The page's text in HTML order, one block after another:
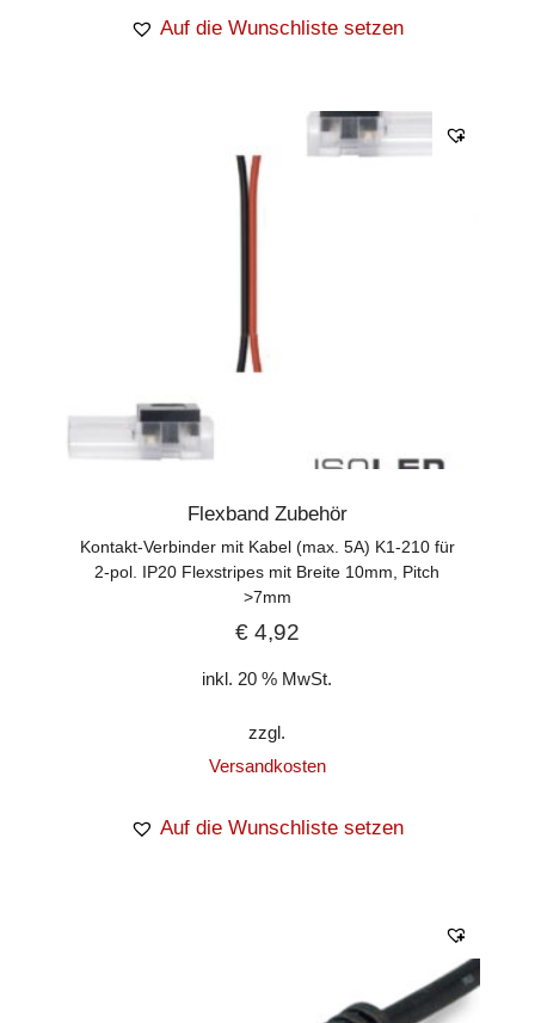
Auf die Wunschliste setzen
Flexband Zubehör
Kontakt-Verbinder mit Kabel (max. 5A) K1-210 für
2-pol. IP20 Flexstripes mit Breite 10mm, Pitch
>7mm
€4,92
inkl. 20 % MwSt.
zzgl.
Versandkosten
Auf die Wunschliste setzen